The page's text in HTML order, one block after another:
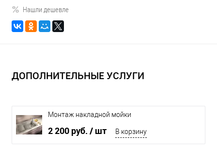
Нашли дешевле
ДОПОЛНИТЕЛЬНЫЕ УСЛУГИ
Монтаж накладной мойки
2 200 руб. / шт В корзину